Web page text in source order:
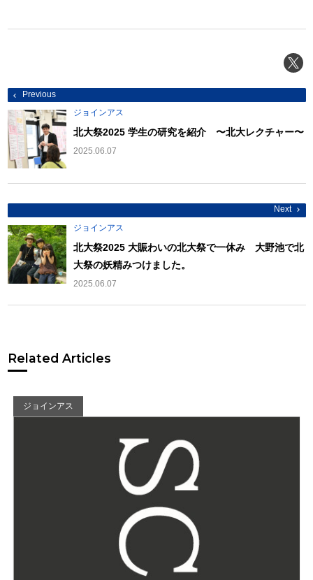
投
稿
ナ
ビ
ゲ
ー
シ
ョ
ン
Previous
ジョインアス
北大祭2025 学生の研究を紹介 〜北大レクチャー〜
2025.06.07
Next
ジョインアス
北大祭2025 大賑わいの北大祭で一休み 大野池で北
大祭の妖精みつけました。
2025.06.07
Related Articles
ジョインアス